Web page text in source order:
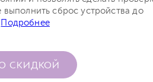
выполнить сброс устройства до
Подробнее
СКИДКОЙ